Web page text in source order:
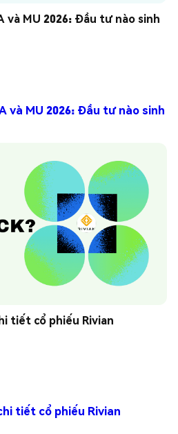
và MU 2026: Đầu tư nào sinh
và MU 2026: Đầu tư nào sinh
tiết cổ phiếu Rivian
tiết cổ phiếu Rivian